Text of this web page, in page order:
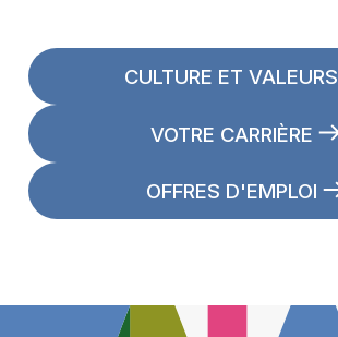
CULTURE ET VALEURS
VOTRE CARRIÈRE
OFFRES D'EMPLOI